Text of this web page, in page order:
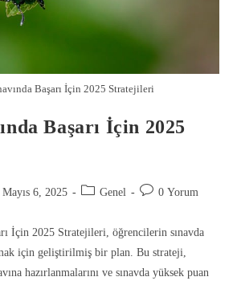
Başarı İçin 2025 Stratejileri
Başarı İçin 2025
Mayıs 6, 2025 Genel 0 Yorum
İçin 2025 Stratejileri, öğrencilerin sınavda
için geliştirilmiş bir plan. Bu strateji,
hazırlanmalarını ve sınavda yüksek puan